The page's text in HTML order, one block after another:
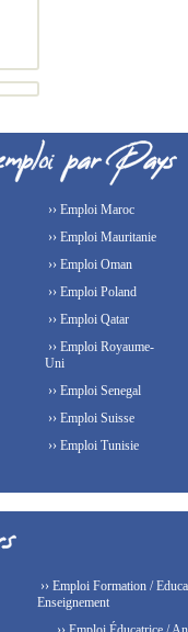
›› Emploi Maroc
›› Emploi Mauritanie
›› Emploi Oman
›› Emploi Poland
›› Emploi Qatar
›› Emploi Royaume-
Uni
›› Emploi Senegal
›› Emploi Suisse
›› Emploi Tunisie
›› Emploi Formation /
Enseignement